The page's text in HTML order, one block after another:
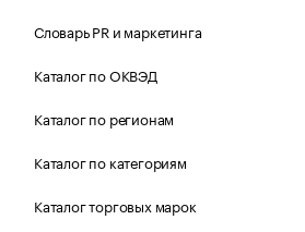
Словарь PR и маркетинга
Каталог по ОКВЭД
Каталог по регионам
Каталог по категориям
Каталог торговых марок